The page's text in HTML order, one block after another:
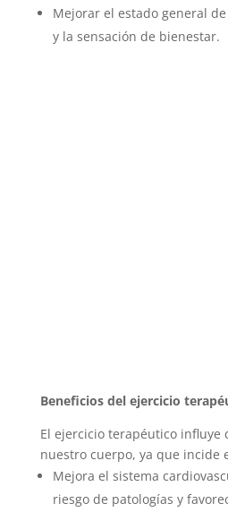
Mejorar el estado general
y la sensación de bienestar.
Beneficios del ejercicio
El ejercicio terapéutico influye
nuestro cuerpo, ya que incide
Mejora el sistema
riesgo de patologías y